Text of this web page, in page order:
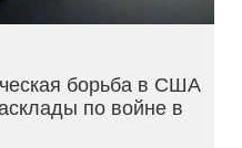
борьба в США
по войне в